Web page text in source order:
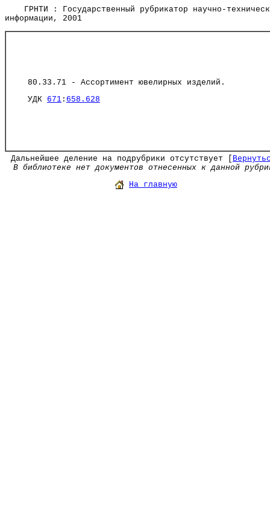
ГРНТИ : Государственный рубрикатор научно-
информации, 2001
80.33.71 - Ассортимент ювелирных изделий.
УДК 671 : 658.628
Дальнейшее деление на подрубрики отсутствует [
В библиотеке нет документов отнесенных к данной
На главную